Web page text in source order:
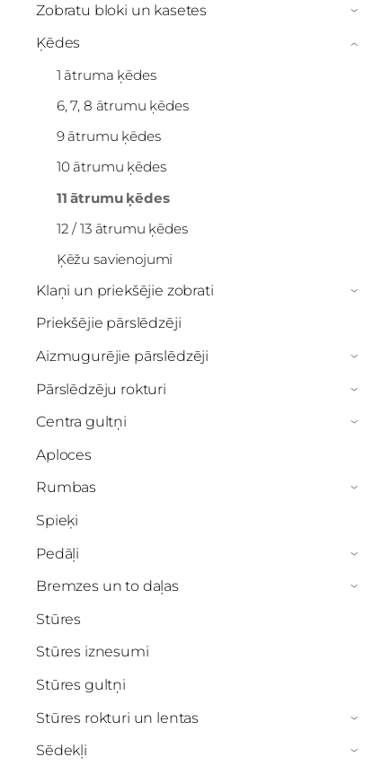
Zobratu bloki un kasetes ›
Ķēdes
1 ātruma ķēdes
6, 7, 8 ātrumu ķēdes
9 ātrumu ķēdes
10 ātrumu ķēdes
11 ātrumu ķēdes
12 / 13 ātrumu ķēdes
Ķēžu savienojumi
›
Klaņi un priekšējie zobrati ›
Priekšējie pārslēdzēji
Aizmugurējie pārslēdzēji
›
Pārslēdzēju rokturi ›
Centra gultņi ›
Aploces
Rumbas
›
Spieķi
Pedāļi
›
Bremzes un to daļas ›
Stūres
Stūres iznesumi
Stūres gultņi
Stūres rokturi un lentas
›
Sēdekļi ›